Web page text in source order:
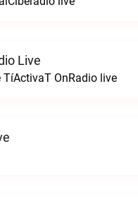
Live
TíActivaT OnRadio live